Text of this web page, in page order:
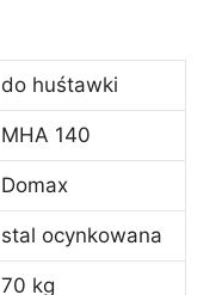
do huśtawki
MHA 140
Domax
stal ocynkowana
70 kg